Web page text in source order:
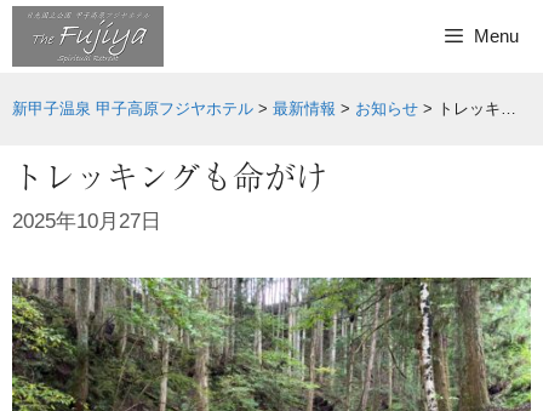
Skip
Menu
新甲子温泉 甲子高原フジヤホテル > 最新情報 > お知らせ > トレッキングも命がけ
トレッキングも命がけ
2025年10月27日